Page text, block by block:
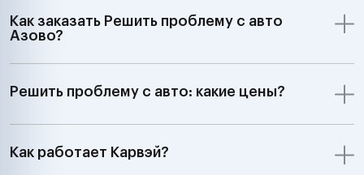
Как заказать Решить проблему с авто
Азово?
Решить проблему с авто: какие цены?
Как работает Карвэй?